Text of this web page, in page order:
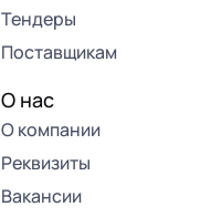
Тендеры
Поставщикам
О нас
О компании
Реквизиты
Вакансии